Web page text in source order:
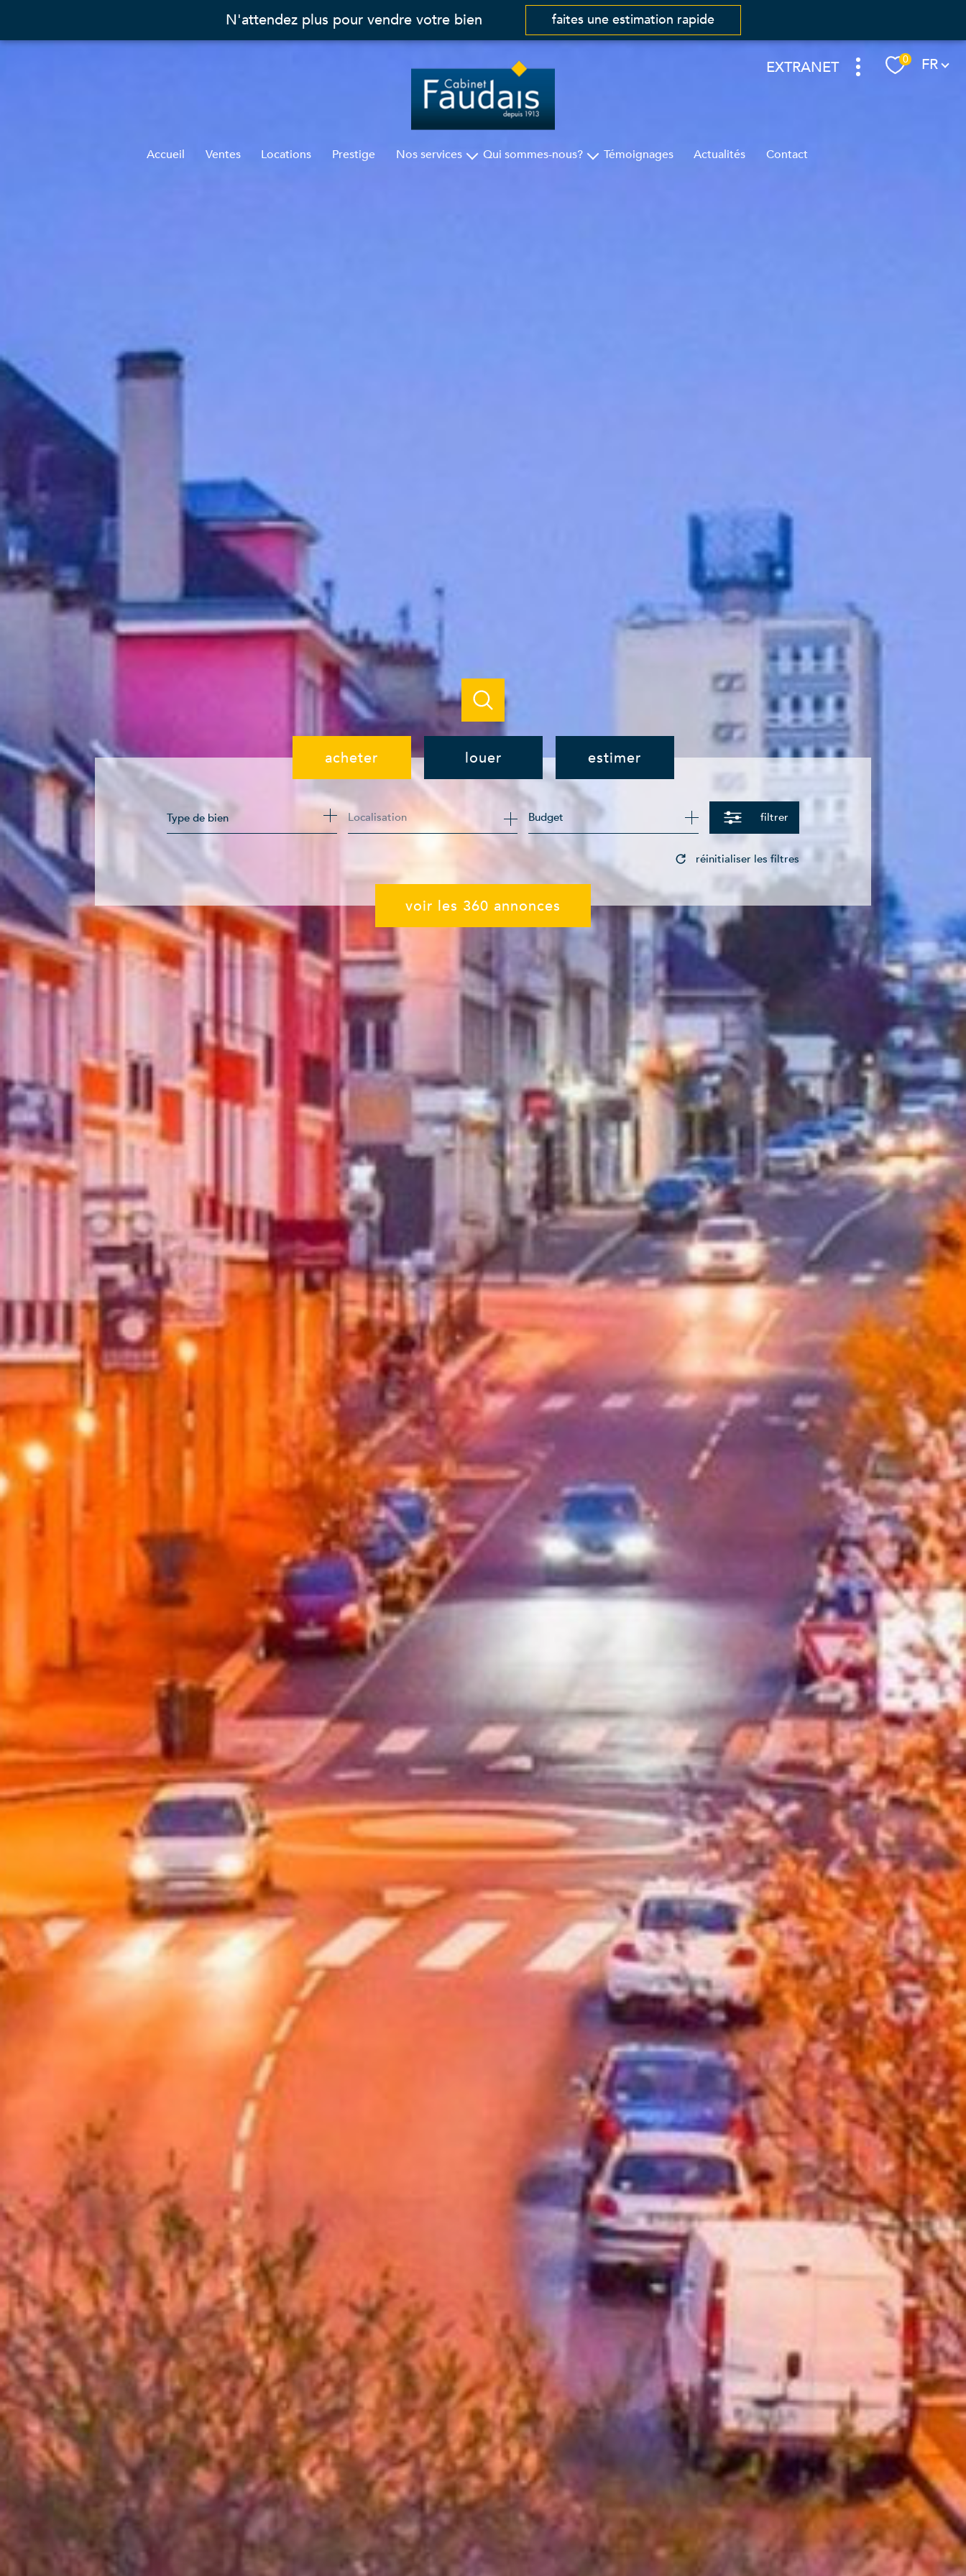
N'attendez plus pour vendre votre bien faites une estimation rapide
EXTRANET 0 Langue
FR
Accueil Ventes Locations Prestige Nos services Qui sommes-nous? Témoignages Actualités Contact
acheter
de l'ancien
de l'immo pro
louer
de l'immo pro
estimer
Type de bien Budget filtrer
voir les 360 annonces
réinitialiser les filtres